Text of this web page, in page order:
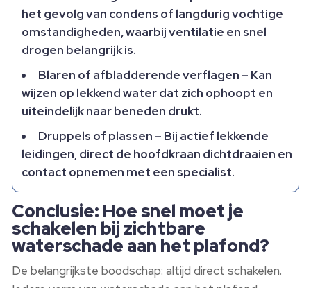
het gevolg van condens of langdurig vochtige
omstandigheden, waarbij ventilatie en snel
drogen belangrijk is.
Blaren of afbladderende verflagen – Kan
wijzen op lekkend water dat zich ophoopt en
uiteindelijk naar beneden drukt.
Druppels of plassen – Bij actief lekkende
leidingen, direct de hoofdkraan dichtdraaien en
contact opnemen met een specialist.
Conclusie: Hoe snel moet je
schakelen bij zichtbare
waterschade aan het plafond?
De belangrijkste boodschap: altijd direct schakelen.